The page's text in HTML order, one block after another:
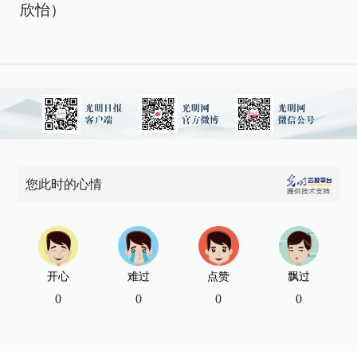
欣怡）
您此时的心情
开心
0
难过
0
点赞
0
飘过
0